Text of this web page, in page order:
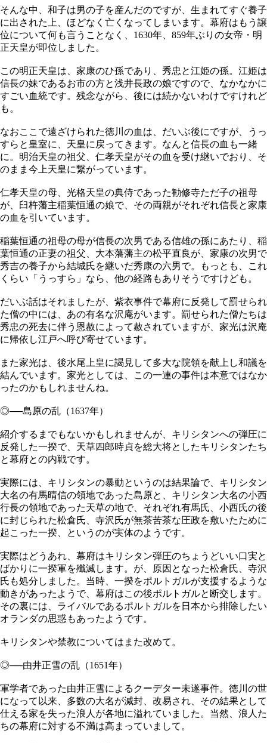
そんな中、和子は男の子を産んだのですが、生まれてすぐ養子
に出された上、ほどなく亡くなってしまいます。幕府はもう譲
位について何も言うことなく、1630年、859年ぶりの女帝・明
正天皇が即位しました。
この明正天皇は、家康のひ孫であり、秀忠と江姫の孫。江姫は
信長の妹であるお市の方と浅井長政の娘ですので、なかなかに
すごい血統です。残念ながら、後には続かないわけですけれど
も。
なおここで遠ざけられた徳川の血は、だいぶ後にですが、うっ
すらと皇室に、天皇に戻ってきます。なんと信長の血も一緒
に。明治天皇の祖父、仁孝天皇がその血を受け継いでおり、そ
のまま今上天皇に繋がっています。
仁孝天皇の母、光格天皇の典侍であった勧修寺ただ子の祖母
が、臼杵藩主稲葉恒通の娘で、その両親がそれぞれ信長と家康
の血を引いています。
稲葉恒通の祖母の母が信長の次男である信雄の孫にあたり、稲
葉恒通の正妻の祖父、大本藩藩主の松平直良が、家康の次男で
秀吉の養子から結城氏を継いだ秀康の六男で。もっとも、これ
くらい「うっすら」なら、他の経路もありそうですけども。
だいぶ話はそれましたが、紫衣事件で幕府に反発して罰せられ
た僧の中には、あの有名な沢庵がいます。罰せられた僧たちは
秀忠の死去に伴う恩赦によって赦されていますが、家光は沢庵
に帰依し江戸へ呼び寄せています。
また家光は、後水尾上皇に謁見して多大な院領を献上し和議を
結んでいます。家光としては、この一連の事件は本意ではなか
ったのかもしれませんね。
◎──島原の乱（1637年）
紹介するまでもないかもしれませんが、キリシタンへの弾圧に
反発した一揆で、天草四郎時貞を総大将としたキリシタンたち
と幕府との内戦です。
実際には、キリシタンの暴動というのは結果論で、キリシタン
大名の有馬晴信の領地であった島原と、キリシタン大名の小西
行長の領地であった天草の地で、それぞれ有馬氏、小西氏の後
に封じられた松倉氏、寺沢氏が無茶苦茶な圧政を敷いたために
起こった一揆、というのが実体のようです。
実際はどうあれ、幕府はキリシタン弾圧のちょうどいい口実と
ばかりに一揆軍を殲滅します。が、原因となった松倉氏、寺沢
氏も処分しました。当時、一揆をポルトガルが支援するような
動きがあったようで、幕府はこの後ポルトガルと断交します。
その裏には、ライバルであるポルトガルを日本から排除したい
オランダの思惑もあったようです。
キリシタンや禁教についてはまた改めて。
◎──由井正雪の乱（1651年）
軍学者であった由井正雪によるクーデター未遂事件。徳川の世
になって以来、多数の大名が減封、改易され、その結果として
仕える家を失った浪人が各地に溢れていました。当然、浪人た
ちの幕府に対する不満は高まっていまして。